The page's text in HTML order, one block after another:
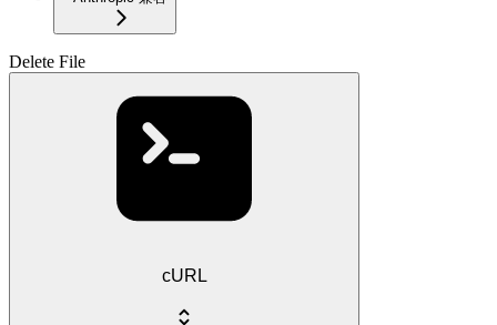
Delete File
cURL